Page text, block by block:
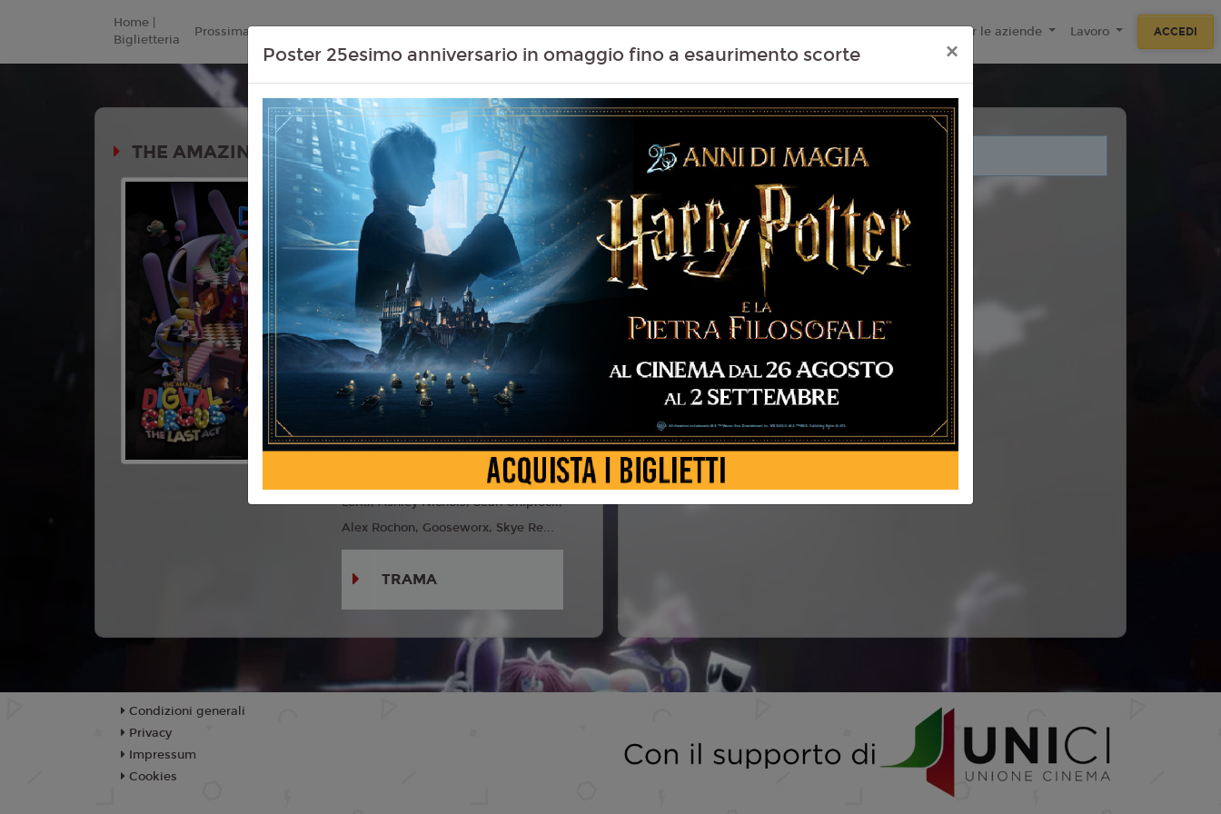
Home |
Biglietteria
Prossimamente Listino Prezzi Contenuti Extra Proiezioni Scolastiche Eventi Passati Tecnologie F.A.Q Per le aziende Lavoro ACCEDI
THE AMAZING DIGITAL CIRCUS: THE LAST ACT
EVENTO
Durata: 93 min
Genere: Animazione, Fantascienza,
Thriller, Dramma
Lingua:Inglese con Sottotitoli in
Italiano
Regia:Gooseworx
Con:Lizzie Freeman, Michael
Kovach, Amanda Hufford, Marissa
Lenti, Ashley Nichols, Sean Chiplock,
Alex Rochon, Gooseworx, Skye Re...
TRAMA
Non ci sono spettacoli legati a questo evento.
Poster 25esimo anniversario in omaggio fino a esaurimento scorte ×
Condizioni generali
Privacy
Impressum
Cookies